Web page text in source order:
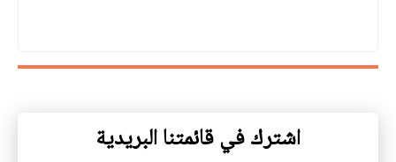
اشترك في قائمتنا البريدية